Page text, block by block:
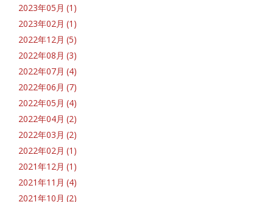
2023年05月 (1)
2023年02月 (1)
2022年12月 (5)
2022年08月 (3)
2022年07月 (4)
2022年06月 (7)
2022年05月 (4)
2022年04月 (2)
2022年03月 (2)
2022年02月 (1)
2021年12月 (1)
2021年11月 (4)
2021年10月 (2)